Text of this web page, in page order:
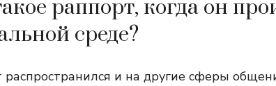
раппорт, когда он
среде?
распространился и на другие сферы